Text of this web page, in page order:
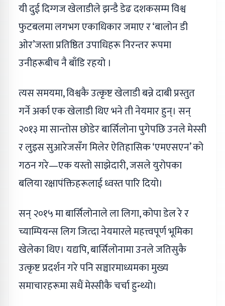
यी दुई दिग्गज खेलाडीले झन्डै डेढ दशकसम्म विश्व
फुटबलमा लगभग एकाधिकार जमाए र ‘बालोन डी
ओर’जस्ता प्रतिष्ठित उपाधिहरू निरन्तर रूपमा
उनीहरूबीच नै बाँडि रहयो ।
त्यस समयमा, विश्वकै उत्कृष्ट खेलाडी बन्ने दाबी प्रस्तुत
गर्ने अर्का एक खेलाडी थिए भने ती नेयमार हुन्। सन्
२०१३ मा सान्तोस छोडेर बार्सिलोना पुगेपछि उनले मेस्सी
र लुइस सुआरेजसँग मिलेर ऐतिहासिक ‘एमएसएन’ को
गठन गरे—एक यस्तो साझेदारी, जसले युरोपका
बलिया रक्षापंक्तिहरूलाई ध्वस्त पारि दियो।
सन् २०१५ मा बार्सिलोनाले ला लिगा, कोपा डेल रे र
च्याम्पियन्स लिग जित्दा नेयमारले महत्त्वपूर्ण भूमिका
खेलेका थिए। यद्यपि, बार्सिलोनामा उनले जतिसुकै
उत्कृष्ट प्रदर्शन गरे पनि सञ्चारमाध्यमका मुख्य
समाचारहरूमा सधैं मेस्सीकै चर्चा हुन्थ्यो।